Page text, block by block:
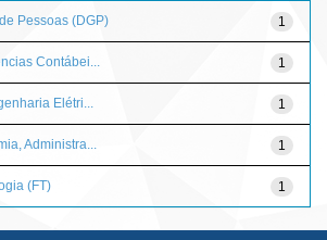
1
Pessoas (DGP)
1
Contábei...
1
Elétri...
1
Administra...
1
(FT)